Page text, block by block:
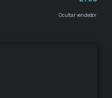
Ocultar vendedor